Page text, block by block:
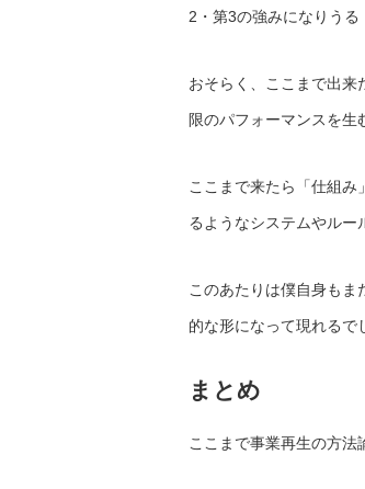
2・第3の強みになりうる
おそらく、ここまで出来
限のパフォーマンスを生
ここまで来たら「仕組
るようなシステムやルー
このあたりは僕自身も
的な形になって現れるで
まとめ
ここまで事業再生の方法